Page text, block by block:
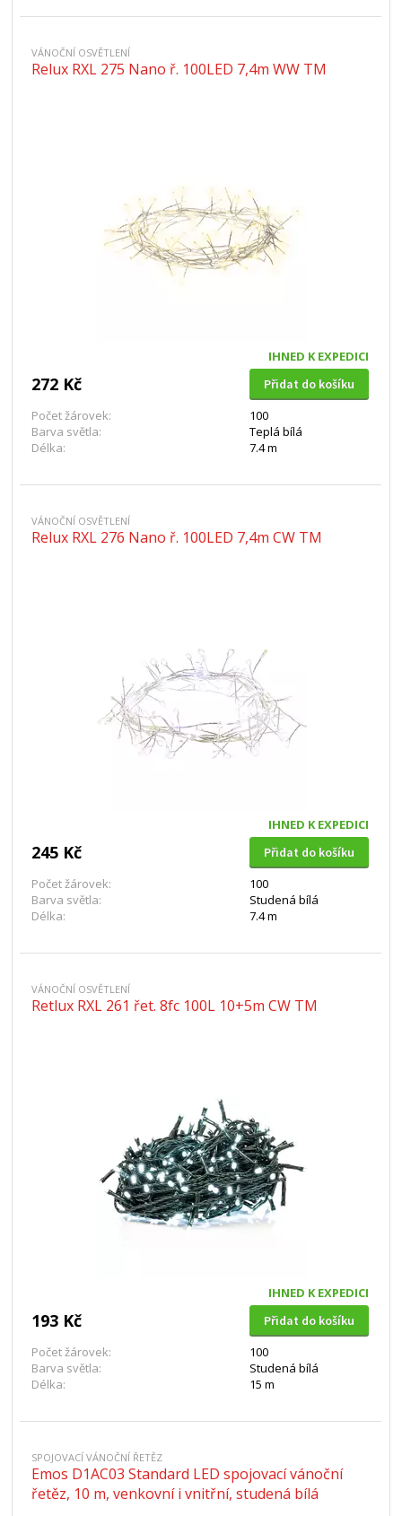
VÁNOČNÍ OSVĚTLENÍ
Relux RXL 275 Nano ř. 100LED 7,4m WW TM
IHNED K EXPEDICI
272 Kč
Přidat do košíku
Počet žárovek:
100
Barva světla:
Teplá bílá
Délka:
7.4 m
VÁNOČNÍ OSVĚTLENÍ
Relux RXL 276 Nano ř. 100LED 7,4m CW TM
IHNED K EXPEDICI
245 Kč
Přidat do košíku
Počet žárovek:
100
Barva světla:
Studená bílá
Délka:
7.4 m
VÁNOČNÍ OSVĚTLENÍ
Retlux RXL 261 řet. 8fc 100L 10+5m CW TM
IHNED K EXPEDICI
193 Kč
Přidat do košíku
Počet žárovek:
100
Barva světla:
Studená bílá
Délka:
15 m
SPOJOVACÍ VÁNOČNÍ ŘETĚZ
Emos D1AC03 Standard LED spojovací vánoční
řetěz, 10 m, venkovní i vnitřní, studená bílá